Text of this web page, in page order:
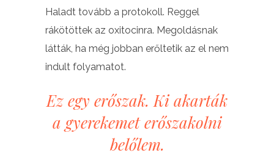
Haladt tovább a protokoll. Reggel
rákötöttek az oxitocinra. Megoldásnak
látták, ha még jobban erőltetik az el nem
indult folyamatot.
Ez egy erőszak. Ki akarták
a gyerekemet erőszakolni
belőlem.